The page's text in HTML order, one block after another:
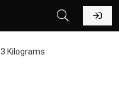
‎3 Kilograms